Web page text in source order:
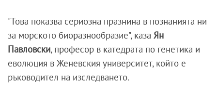
"Това показва сериозна празнина в познанията ни
за морското биоразнообразие", каза Ян
Павловски, професор в катедрата по генетика и
еволюция в Женевския университет, който е
ръководител на изследването.